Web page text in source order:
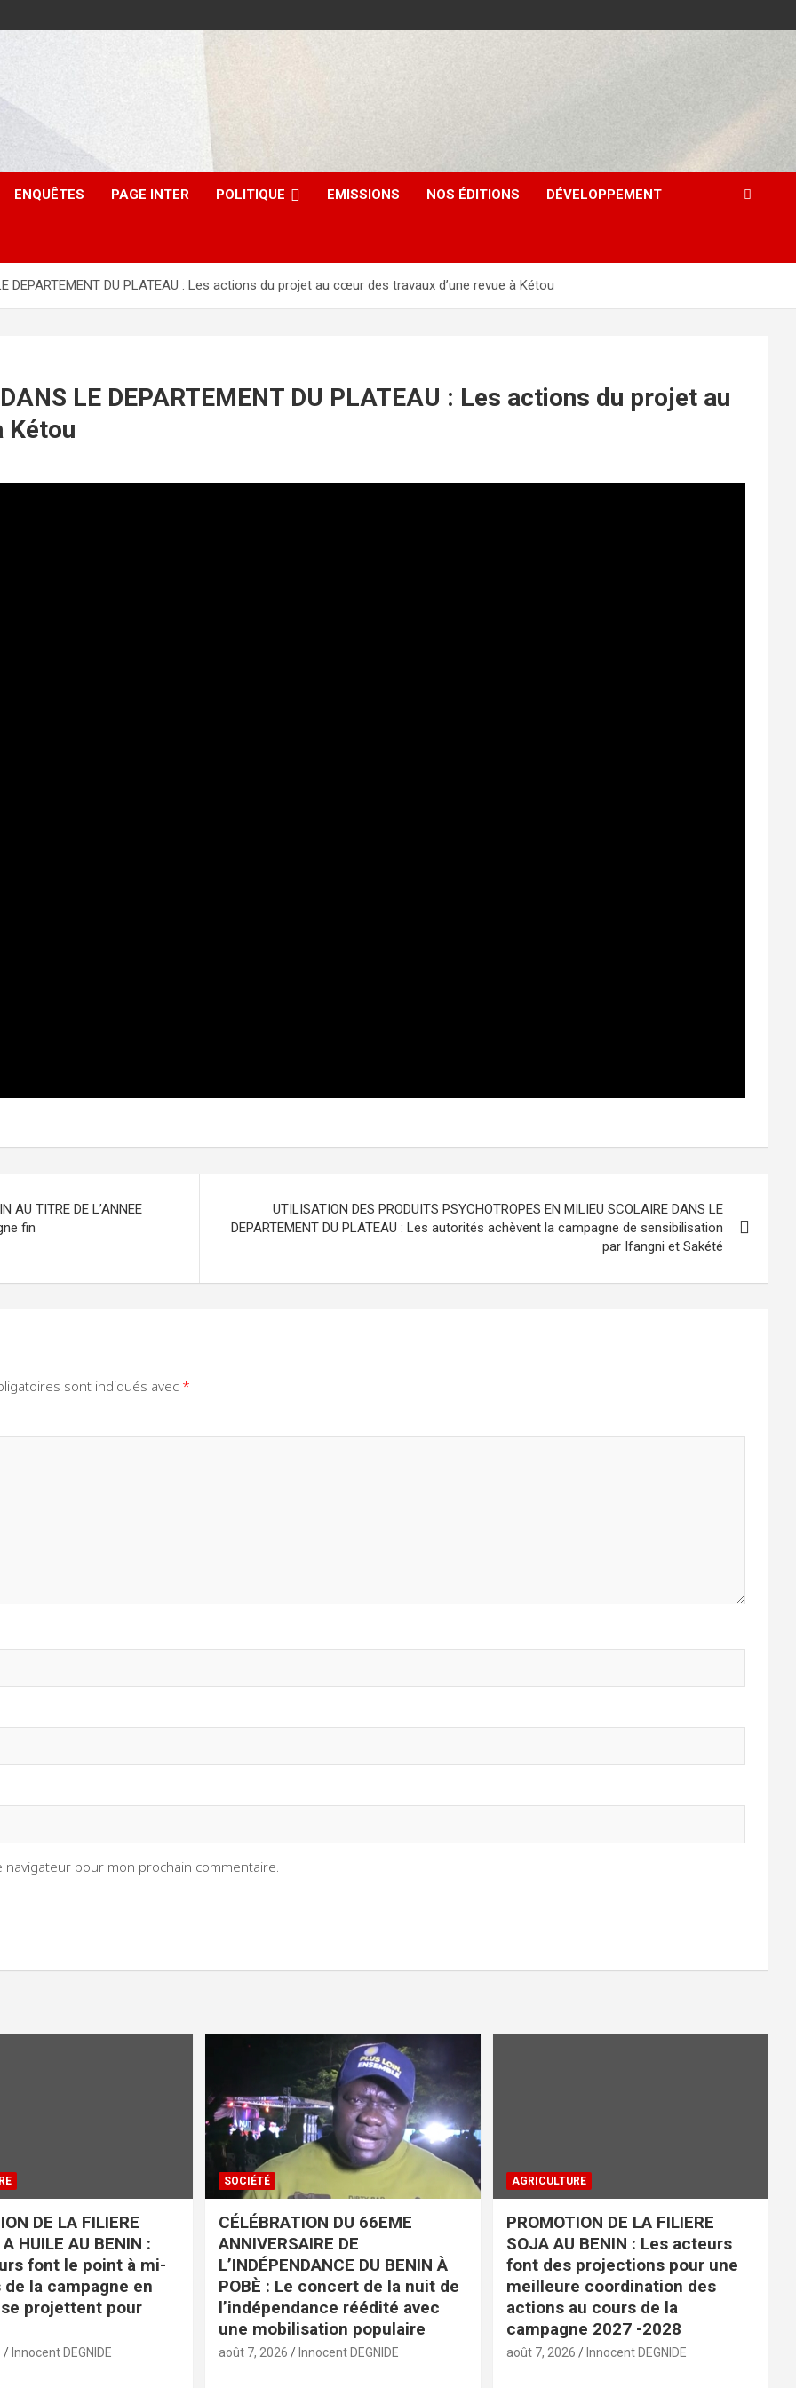
ENQUÊTES PAGE INTER POLITIQUE EMISSIONS NOS ÉDITIONS DÉVELOPPEMENT
DEPARTEMENT DU PLATEAU : Les actions du projet au cœur des travaux d’une revue à Kétou
LE DEPARTEMENT DU PLATEAU : Les actions du projet au
Kétou
AU TITRE DE L’ANNEE
fin
UTILISATION DES PRODUITS PSYCHOTROPES EN MILIEU SCOLAIRE DANS LE
DEPARTEMENT DU PLATEAU : Les autorités achèvent la campagne de sensibilisation
par Ifangni et Sakété
sont indiqués avec *
pour mon prochain commentaire.
DE LA FILIERE
HUILE AU BENIN :
font le point à mi-
la campagne en
projettent pour
Innocent DEGNIDE
SOCIÉTÉ
CÉLÉBRATION DU 66EME
ANNIVERSAIRE DE
L’INDÉPENDANCE DU BENIN À
POBÈ : Le concert de la nuit de
l’indépendance réédité avec
une mobilisation populaire
août 7, 2026 Innocent DEGNIDE
AGRICULTURE
PROMOTION DE LA FILIERE
SOJA AU BENIN : Les acteurs
font des projections pour une
meilleure coordination des
actions au cours de la
campagne 2027 -2028
août 7, 2026 Innocent DEGNIDE